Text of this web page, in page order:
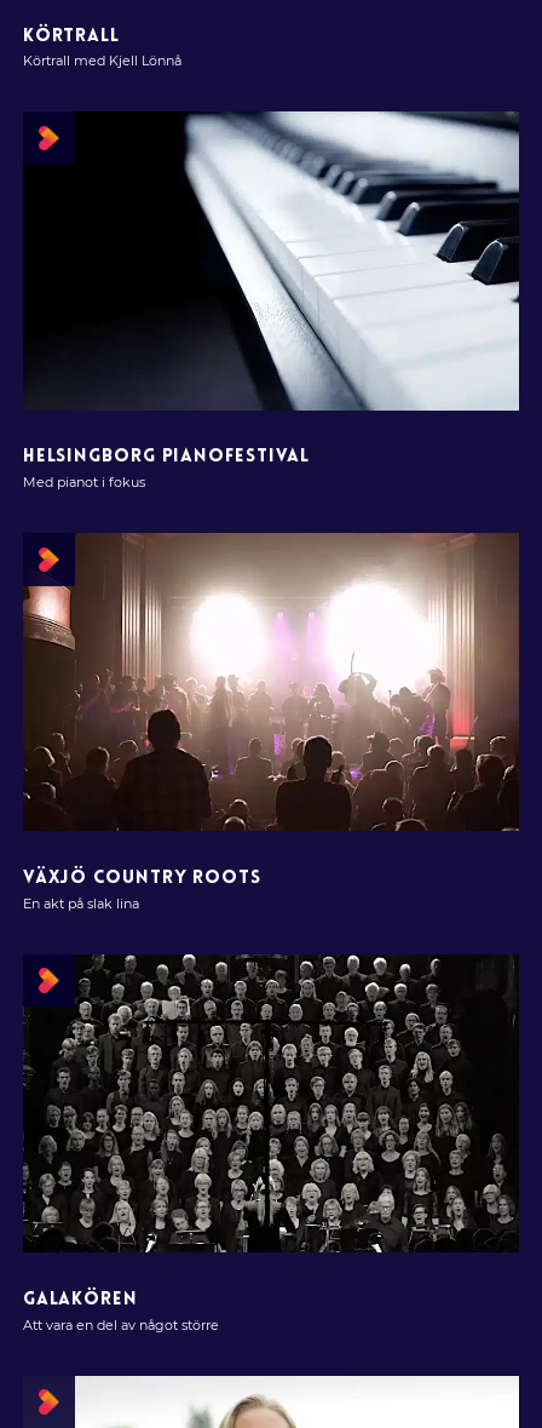
KÖRTRALL
Körtrall med Kjell Lönnå
HELSINGBORG PIANOFESTIVAL
Med pianot i fokus
VÄXJÖ COUNTRY ROOTS
En akt på slak lina
GALAKÖREN
Att vara en del av något större